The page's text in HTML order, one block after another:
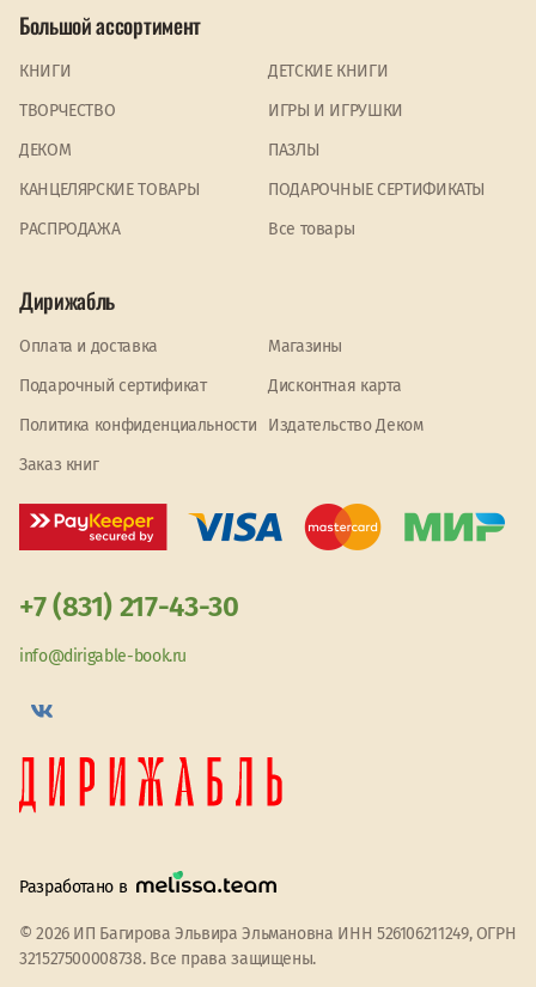
Большой ассортимент
КНИГИ
ДЕТСКИЕ КНИГИ
ТВОРЧЕСТВО
ИГРЫ И ИГРУШКИ
ДЕКОМ
ПАЗЛЫ
КАНЦЕЛЯРСКИЕ ТОВАРЫ
ПОДАРОЧНЫЕ СЕРТИФИКАТЫ
PАСПРОДАЖА
Все товары
Дирижабль
Оплата и доставка
Магазины
Подарочный сертификат
Дисконтная карта
Политика конфиденциальности
Издательство Деком
Заказ книг
+7 (831) 217-43-30
info@dirigable-book.ru
Разработано в
© 2026 ИП Багирова Эльвира Эльмановна ИНН 526106211249, ОГРН
321527500008738. Все права защищены.